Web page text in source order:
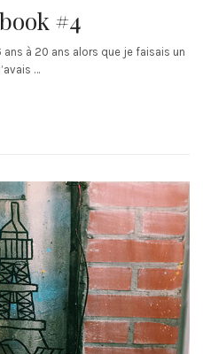
#4
à 20 ans alors que je faisais un
…